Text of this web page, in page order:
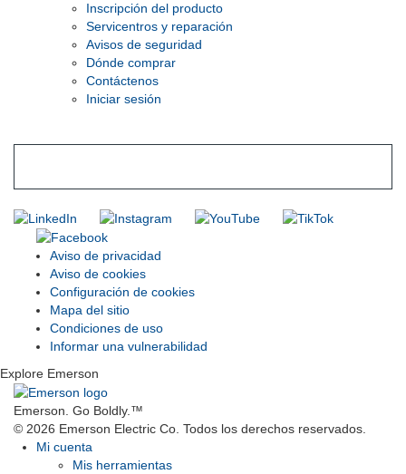
Inscripción del producto
Servicentros y reparación
Avisos de seguridad
Dónde comprar
Contáctenos
Iniciar sesión
Aviso de privacidad
Aviso de cookies
Configuración de cookies
Mapa del sitio
Condiciones de uso
Informar una vulnerabilidad
Explore Emerson
Emerson. Go Boldly. ™
© 2026 Emerson Electric Co. Todos los derechos reservados.
Mi cuenta
Mis herramientas